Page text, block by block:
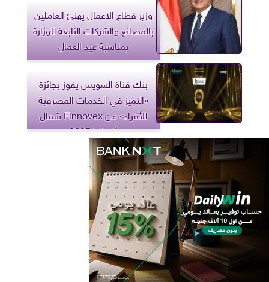
وزير قطاع الأعمال يهنئ العاملين
بالمصانع والشركات التابعة للوزارة
بمناسبة عيد العمال
بنك قناة السويس يفوز بجائزة
«التميز في الخدمات المصرفية
للأفراد» من Finnovex شمال
أفريقيا 2025